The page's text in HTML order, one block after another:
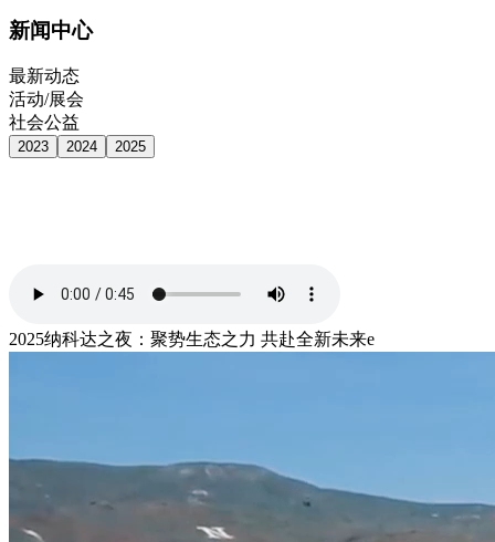
新闻中心
最新动态
活动/展会
社会公益
2023 2024 2025
2025纳科达之夜：聚势生态之力 共赴全新未来e